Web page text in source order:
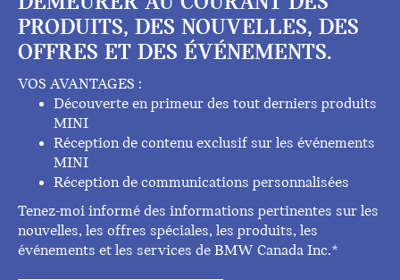
PRODUITS, DES NOUVELLES, DES
OFFRES ET DES ÉVÉNEMENTS.
VOS AVANTAGES :
Découverte en primeur des tout derniers produits
MINI
Réception de contenu exclusif sur les événements
MINI
Réception de communications personnalisées
Tenez-moi informé des informations pertinentes sur les
nouvelles, les offres spéciales, les produits, les
événements et les services de BMW Canada Inc.*